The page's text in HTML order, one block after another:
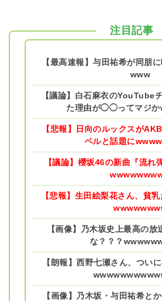
注目記事
【最高速報】与田祐希が同朋
www
【議論】白石麻衣のYouTube
た理由が◯◯ってマジ
【悲報】日向のルックスが
ベルと話題に
【議論】櫻坂46の新曲『流れ
【悲報】生田絵梨花さん、貧
【画像】乃木坂史上最高の放
な？？？
【朗報】西野七瀬さん、つい
【画像】乃木坂・与田祐希と